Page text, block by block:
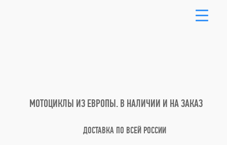
МОТОЦИКЛЫ ИЗ ЕВРОПЫ. В НАЛИЧИИ И НА ЗАКАЗ
ДОСТАВКА ПО ВСЕЙ РОССИИ